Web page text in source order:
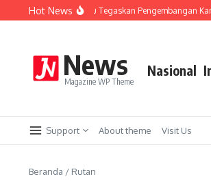
Lewati ke konten
Hot News
Wali Kota Wahyu Tegaskan Pengembangan
News
Magazine WP Theme
Nasional
Support About theme Visit Us
Beranda / Rutan